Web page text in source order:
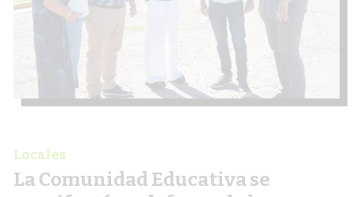
La Comunidad Educativa se
Locales